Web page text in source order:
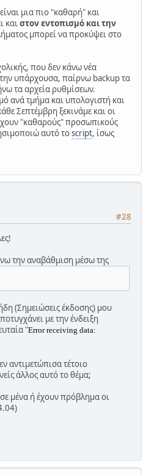
μια πιο "καθαρή" και
καιστον εντοπισμό και την
μπορεί να προκύψει στο
που δεν κάνω νέα
υπάρχουσα, παίρνω backup τα
τα αρχεία ρυθμίσεων.
ανά τμήμα και υπολογιστή και
Σεπτέμβρη ξεκινάμε και οι
"καθαρούς" προσωπικούς
αυτό τοscript, ίσως
#28
την αναβάθμιση μέσω της
(Σημειώσεις έκδοσης) μου
με την ένδειξη
"Error receiving data:
αντιμετώπισα τέτοιο
άλλος αυτό το θέμα;
μένα ή έχουν πρόβλημα οι